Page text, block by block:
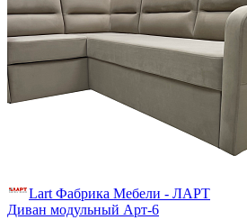
Lart Фабрика Мебели - ЛАРТ
Диван модульный Арт-6